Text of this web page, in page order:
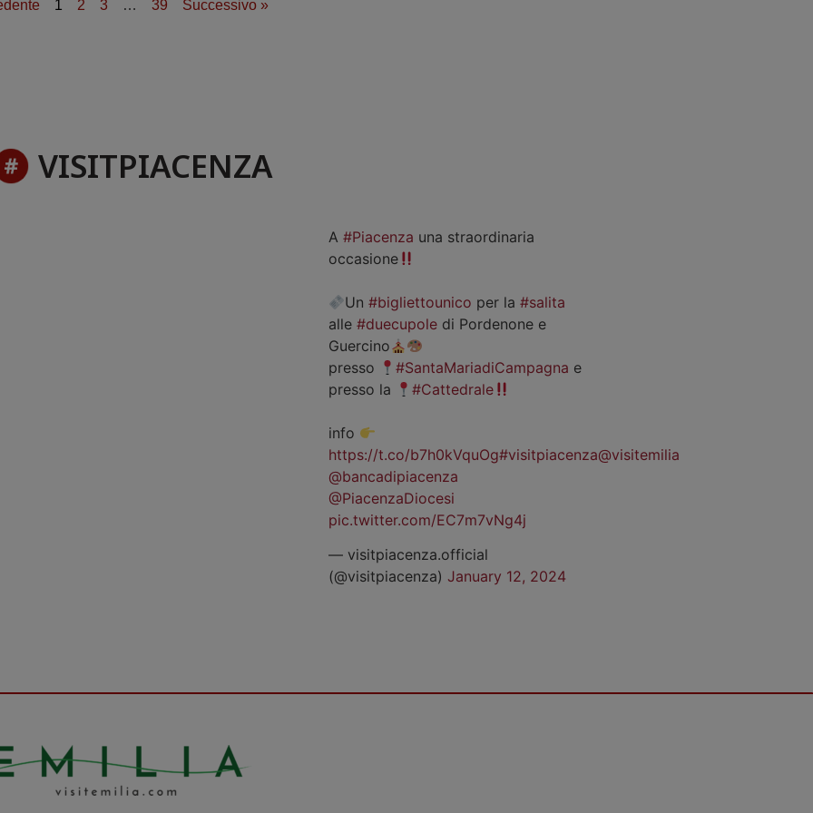
1 2 3 … 39 Successivo »
VISITPIACENZA
A #Piacenza una straordinaria
occasione
Un#bigliettounico per la#salita
alle #duecupoledi Pordenone e
Guercino
presso
#SantaMariadiCampagna e
presso la
#Cattedrale
info
https://t.co/b7h0kVquOg#visitpiacenza@visitemilia
@bancadipiacenza
@PiacenzaDiocesi
pic.twitter.com/EC7m7vNg4j
— visitpiacenza.official
(@visitpiacenza) January 12, 2024